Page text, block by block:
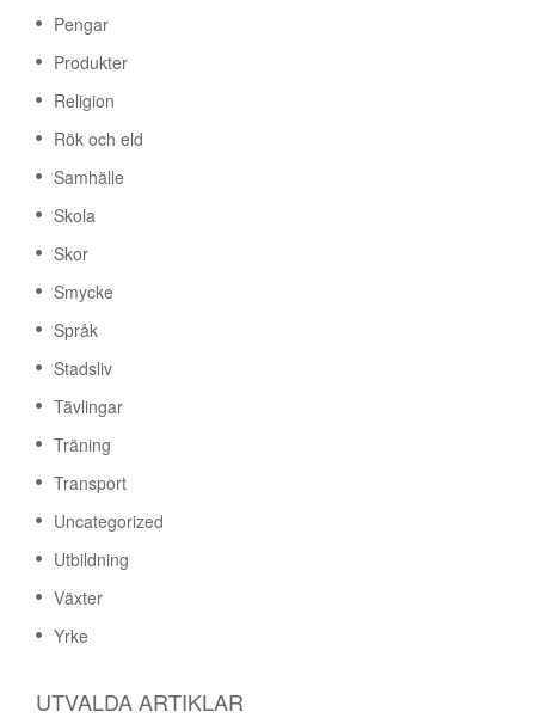
Pengar
Produkter
Religion
Rök och eld
Samhälle
Skola
Skor
Smycke
Språk
Stadsliv
Tävlingar
Träning
Transport
Uncategorized
Utbildning
Växter
Yrke
UTVALDA ARTIKLAR